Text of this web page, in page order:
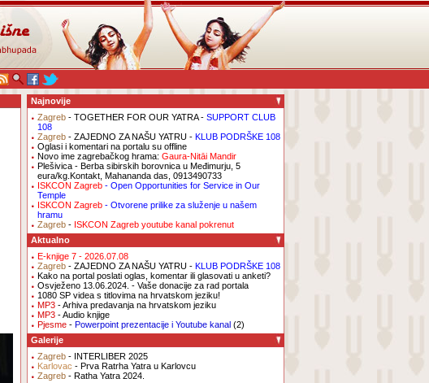
Najnovije
Zagreb - TOGETHER FOR OUR YATRA - SUPPORT CLUB
108
Zagreb - ZAJEDNO ZA NAŠU YATRU - KLUB PODRŠKE 108
Oglasi i komentari na portalu su offline
Novo ime zagrebačkog hrama: Gaura-Nitāi Mandir
Plešivica - Berba sibirskih borovnica u Međimurju, 5
eura/kg.Kontakt, Mahananda das, 0913490733
ISKCON Zagreb - Open Opportunities for Service in Our
Temple
ISKCON Zagreb - Otvorene prilike za služenje u našem
hramu
Zagreb - ISKCON Zagreb youtube kanal pokrenut
Aktualno
E-knjige 7 - 2026.07.08
Zagreb - ZAJEDNO ZA NAŠU YATRU - KLUB PODRŠKE 108
Kako na portal poslati oglas, komentar ili glasovati u anketi?
Osvježeno 13.06.2024. - Vaše donacije za rad portala
1080 SP videa s titlovima na hrvatskom jeziku!
MP3 - Arhiva predavanja na hrvatskom jeziku
MP3 - Audio knjige
Pjesme - Powerpoint prezentacije i Youtube kanal (2)
Galerije
Zagreb - INTERLIBER 2025
Karlovac - Prva Ratrha Yatra u Karlovcu
Zagreb - Ratha Yatra 2024.